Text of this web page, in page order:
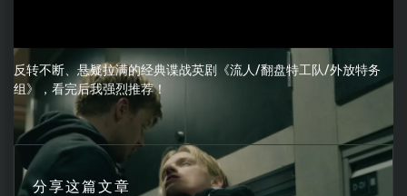
反转不断、悬疑拉满的经典谍战英剧《流人/翻盘特工队/外放特务
组》，看完后我强烈推荐！
分享这篇文章